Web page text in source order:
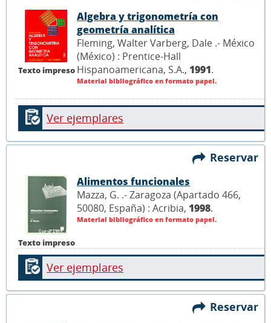
Texto impreso
Algebra y trigonometría con
geometría analítica
Fleming, Walter Varberg, Dale .- México
(México) : Prentice-Hall
Hispanoamericana, S.A., 1991.
Material bibliográfico en formato papel.
Ver ejemplares
Reservar
Texto impreso
Alimentos funcionales
Mazza, G. .- Zaragoza (Apartado 466,
50080, España) : Acribia, 1998.
Material bibliográfico en formato papel.
Ver ejemplares
Reservar